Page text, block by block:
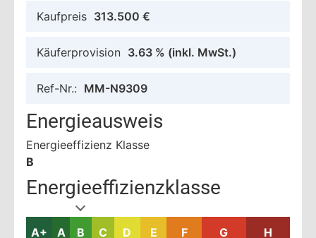
Kaufpreis 313.500 €
Käuferprovision 3.63 % (inkl. MwSt.)
Ref-Nr.: MM-N9309
Energieausweis
Energieeffizienz Klasse
B
Energieeffizienzklasse
A+ A B C D E F G H